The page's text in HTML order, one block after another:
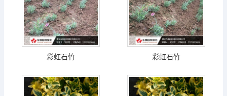
彩虹石竹 彩虹石竹